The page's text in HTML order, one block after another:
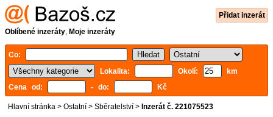
Přidat inzerát
Oblíbené inzeráty, Moje inzeráty
Co:
Lokalita:
Okolí:
km
Cena od:
- do: Kč
Hlavní stránka > Ostatní > Sběratelství > Inzerát č. 221075523